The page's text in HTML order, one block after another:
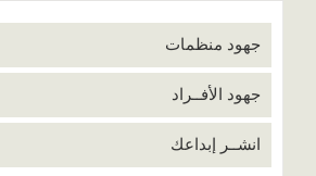
جهود منظمات
جهود الأفــراد
انشــر إبداعك